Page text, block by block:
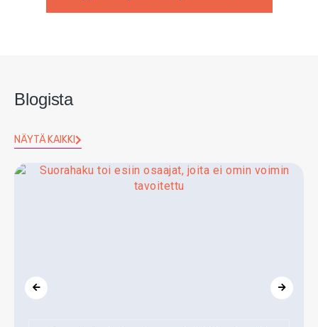
Blogista
NÄYTÄ KAIKKI